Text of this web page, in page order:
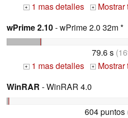
+ 1 mas detalles +
wPrime 2.10- wPrime 2.0 32m *
79.6 s
+ 1 mas detalles +
WinRAR - WinRAR 4.0
604 puntos